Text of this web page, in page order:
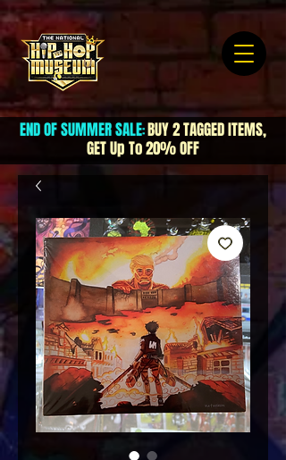
END OF SUMMER SALE:BUY 2 TAGGED ITEMS,
GET Up To 20% OFF